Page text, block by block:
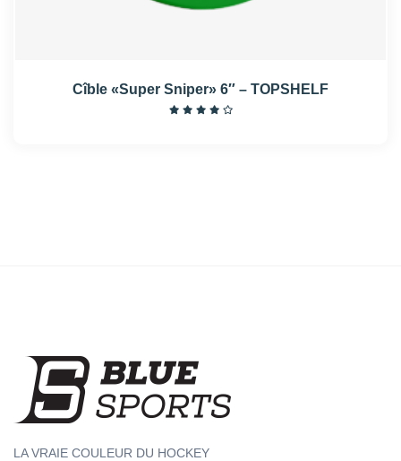
Cîble «Super Sniper» 6″ – TOPSHELF
LA VRAIE COULEUR DU HOCKEY